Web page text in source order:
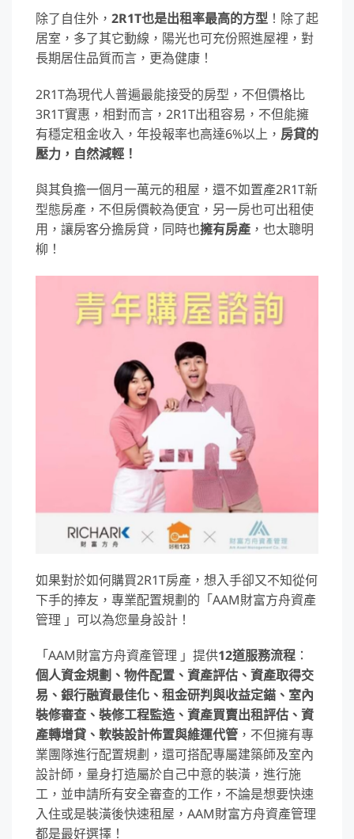
除了自住外， 2R1T也是出租率最高的方型 ！除了起
居室，多了其它動線，陽光也可充份照進屋裡，對
長期居住品質而言，更為健康！
2R1T為現代人普遍最能接受的房型，不但價格比
3R1T實惠，相對而言，2R1T出租容易，不但能擁
有穩定租金收入，年投報率也高達6%以上， 房貸的
壓力，自然減輕！
與其負擔一個月一萬元的租屋，還不如置產2R1T新
型態房產，不但房價較為便宜，另一房也可出租使
用，讓房客分擔房貸，同時也擁有房產 ，也太聰明
柳！
如果對於如何購買2R1T房產，想入手卻又不知從何
下手的捧友，專業配置規劃的「AAM財富方舟資產
管理 」可以為您量身設計！
「AAM財富方舟資產管理 」提供12道服務流程 ：
個人資金規劃、物件配置、資產評估、資產取得交
易、銀行融資最佳化、租金研判與收益定錨、室內
裝修審查、裝修工程監造、資產買賣出租評估、資
產轉增貸、軟裝設計佈置與維運代管 ，不但擁有專
業團隊進行配置規劃，還可搭配專屬建築師及室內
設計師，量身打造屬於自己中意的裝潢，進行施
工，並申請所有安全審查的工作，不論是想要快速
入住或是裝潢後快速租屋，AAM財富方舟資產管理
都是最好選擇！